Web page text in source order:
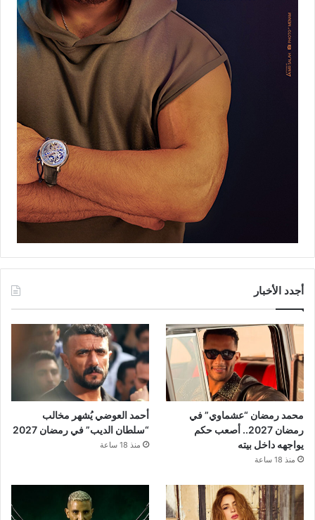
أجدد الأخبار
محمد رمضان “عشماوي” في
رمضان 2027.. أصعب حكم
يواجهه داخل بيته
منذ 18 ساعة
أحمد العوضي يُشهر مخالب
“سلطان الديب” في رمضان 2027
منذ 18 ساعة